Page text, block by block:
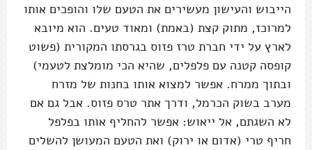
הייבוש והעישון מעשירים את הטעם שלו והופכים אותו
למרוכז, מתוק קצת (באמת) ומאוד טעים. הוא מיובא
לארץ על ידי חברת טרז פזוס בגרסתו המקורית (פשוט
קופסה קטנה עם פלפלים, שהיא הכי מומלצת לטעמי)
ובתוך ממרח. אפשר למצוא אותו בחנות של מזרח
מערב בשוק הכרמל, ודרך אתר טרס פזוס. אבל גם אם
לא השגתם, אל ייאוש: אפשר להחליף אותו בפלפל
חריף טרי (אדום או ירוק) ואת הטעם המעושן להשלים